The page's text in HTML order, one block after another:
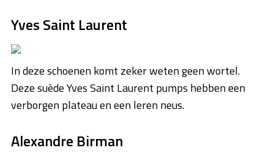
Yves Saint Laurent
In deze schoenen komt zeker weten geen wortel.
Deze suède Yves Saint Laurent pumps hebben een
verborgen plateau en een leren neus.
Alexandre Birman